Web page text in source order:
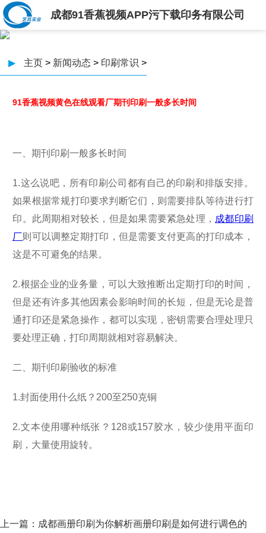
成都91香蕉视频APP污下载印务有限公司
▶ 主页 > 新闻动态 > 印刷常识 >
91香蕉视频黄色在线观看厂期刊印刷一般多长时间
一、期刊印刷一般多长时间
1.这么说吧，所有印刷公司都有自己的印刷和排版安排。
如果根据常规打印要求判断它们，则需要排队等待进行打
印。此周期相对较长，但是如果需要紧急处理， 成都印刷
厂则可以调整定期打印，但是需要支付更高的打印成本，
这是不可避免的结果。
2.根据企业的业务量，可以大致推断出定期打印的时间，
但是还有许多其他因素会影响时间的长短，但是无论是普
通打印还是紧急操作，都可以实现，密钥需要合理处理只
要处理正确，打印周期就相对容易解决。
二、期刊印刷验收的标准
1.封面使用什么纸？200至250克铜
2.文本使用哪种纸张？128或157胶水，较少使用平面印
刷，大量使用旋转。
上一篇： ​成都画册印刷为你解析画册印刷是如何进行调色的